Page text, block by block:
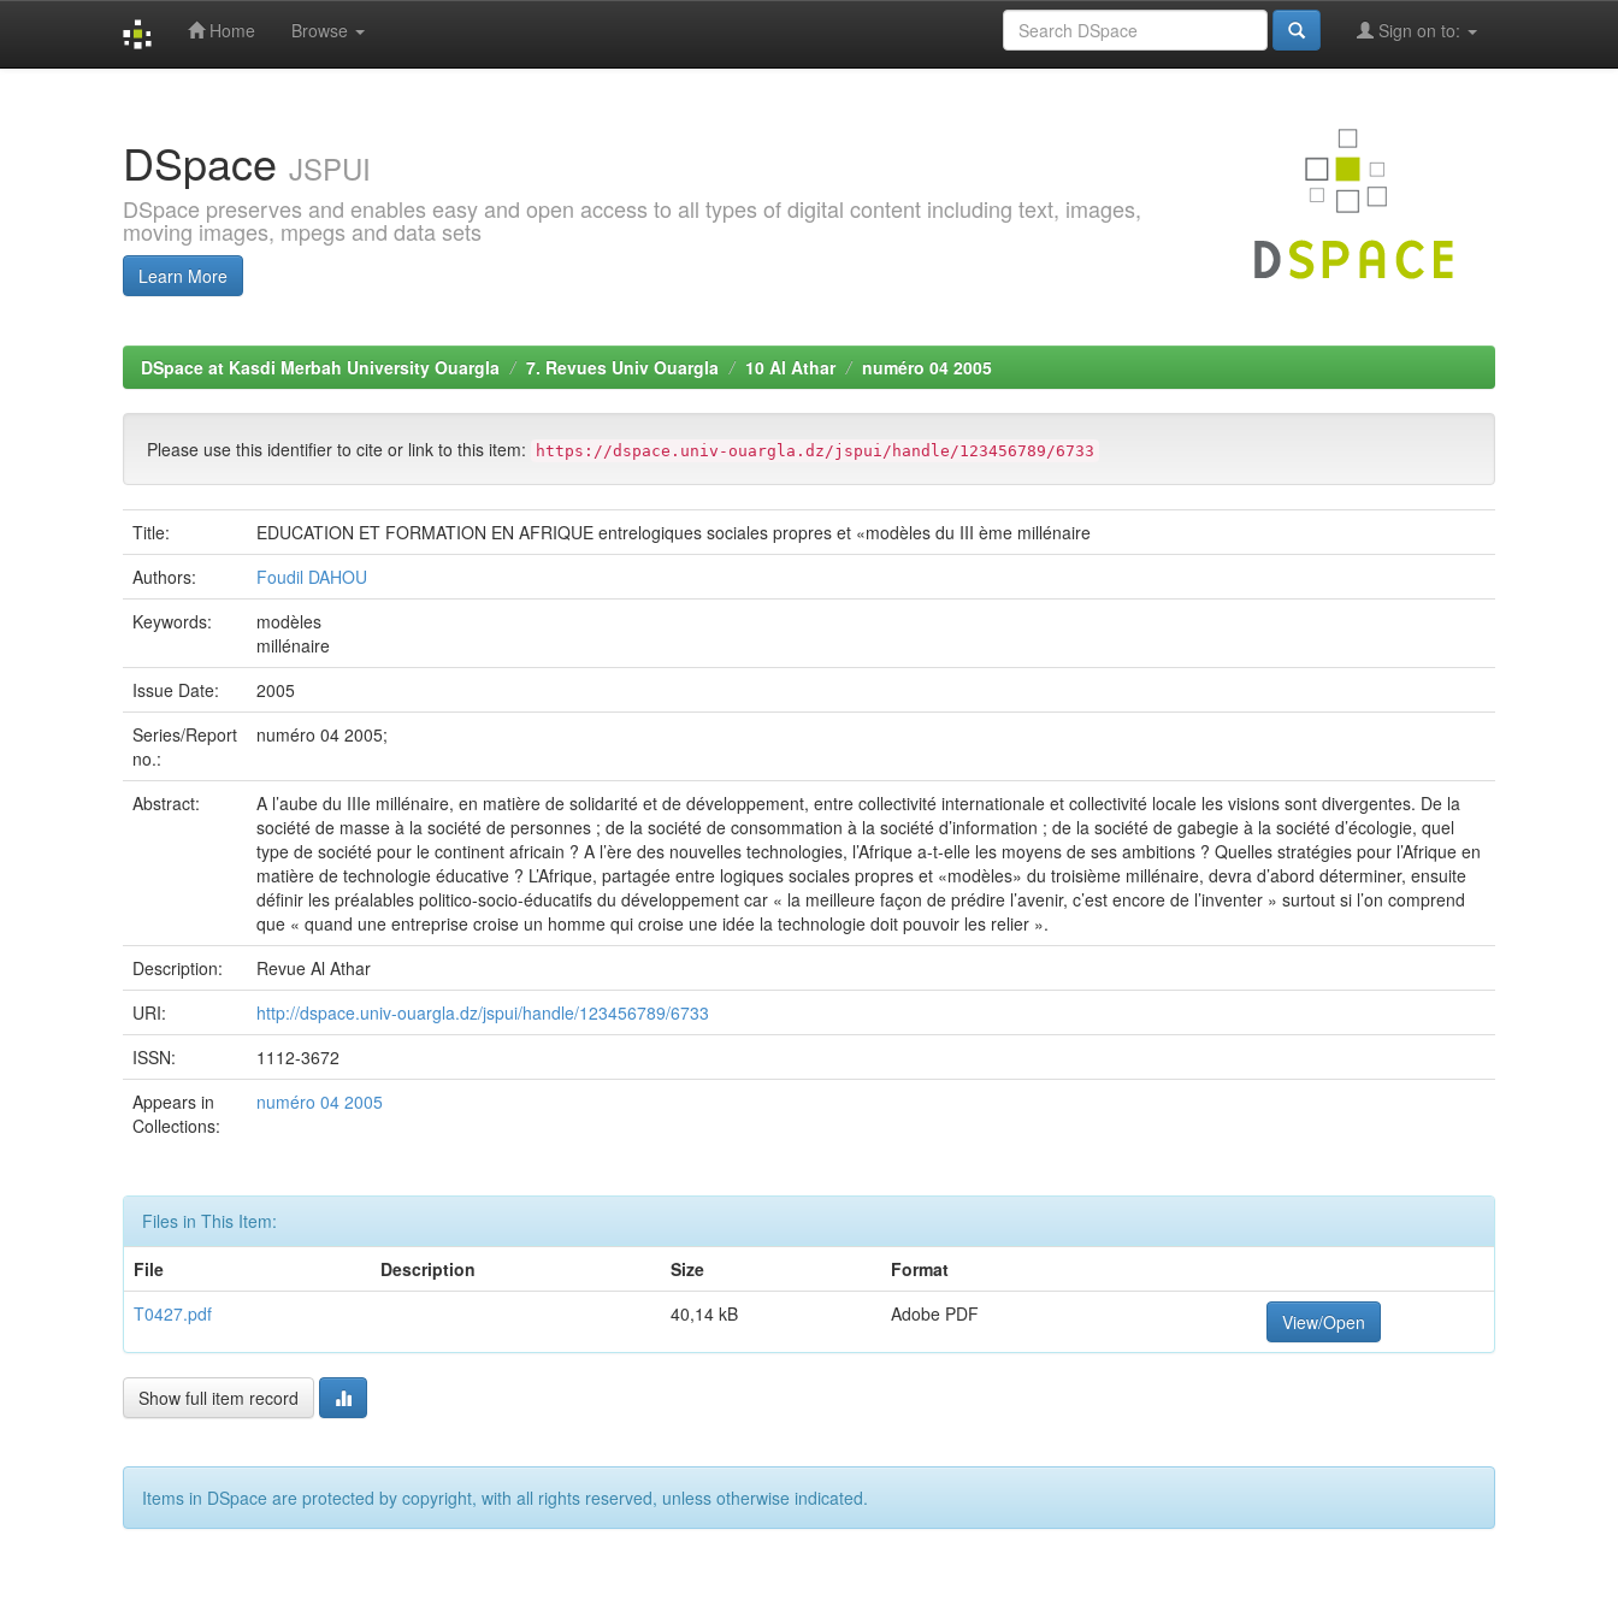
Home Browse Sign on to:
DSpace JSPUI
DSpace preserves and enables easy and open access to all types of digital content including text, images,
moving images, mpegs and data sets
Learn More
DSpace at Kasdi Merbah University Ouargla 7. Revues Univ Ouargla 10 Al Athar numéro 04 2005
Please use this identifier to cite or link to this item: https://dspace.univ-ouargla.dz/jspui/handle/123456789/6733
Title:
EDUCATION ET FORMATION EN AFRIQUE entrelogiques sociales propres et «modèles du III ème millénaire
Authors:
Foudil DAHOU
Keywords:
modèles
millénaire
Issue Date:
2005
Series/Report
no.:
numéro 04 2005;
Abstract:
A l’aube du IIIe millénaire, en matière de solidarité et de développement, entre collectivité internationale et collectivité locale les visions sont divergentes. De la
société de masse à la société de personnes ; de la société de consommation à la société d’information ; de la société de gabegie à la société d’écologie, quel
type de société pour le continent africain ? A l’ère des nouvelles technologies, l’Afrique a-t-elle les moyens de ses ambitions ? Quelles stratégies pour l’Afrique en
matière de technologie éducative ? L’Afrique, partagée entre logiques sociales propres et «modèles» du troisième millénaire, devra d’abord déterminer, ensuite
définir les préalables politico-socio-éducatifs du développement car « la meilleure façon de prédire l’avenir, c’est encore de l’inventer » surtout si l’on comprend
que « quand une entreprise croise un homme qui croise une idée la technologie doit pouvoir les relier ».
Description:
Revue Al Athar
URI:
http://dspace.univ-ouargla.dz/jspui/handle/123456789/6733
ISSN:
1112-3672
Appears in
Collections:
numéro 04 2005
Files in This Item:
File
Description Size
Format
T0427.pdf
40,14 kB Adobe PDF View/Open
Show full item record
Items in DSpace are protected by copyright, with all rights reserved, unless otherwise indicated.